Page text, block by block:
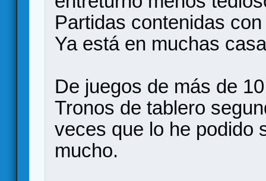
Partidas contenidas
Ya está en muchas
De juegos de más de
Tronos de tablero
veces que lo he podido
mucho.